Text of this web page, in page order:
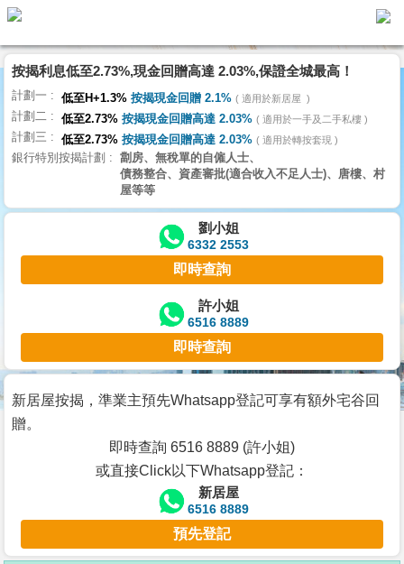
代
理
主
頁
搵
樓/
交
業
主
宅
谷
按
客
按揭利息低至2.73%,現金回贈高達 2.03%,保證全城最高！
計劃一 低至H+1.3% 按揭現金回贈 2.1% 適用於新居屋
計劃二 低至2.73% 按揭現金回贈高達 2.03% 適用於一手及二手私樓
計劃三 低至2.73% 按揭現金回贈高達 2.03% 適用於轉按套現
銀行特別按揭計劃
劏房、無稅單的自僱人士、
債務整合、資產審批(適合收入不足人士)、唐樓、村
屋等等
劉小姐
6332 2553
即時查詢
許小姐
6516 8889
即時查詢
新居屋按揭，準業主預先Whatsapp登記可享有額外宅谷回
贈。
即時查詢 6516 8889 (許小姐)
或直接Click以下Whatsapp登記：
新居屋
6516 8889
預先登記